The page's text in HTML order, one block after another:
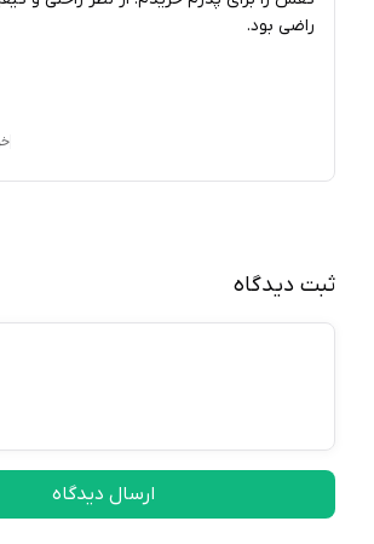
ثبت دیدگاه
ارسال دیدگاه
راضی بود.
خریدار